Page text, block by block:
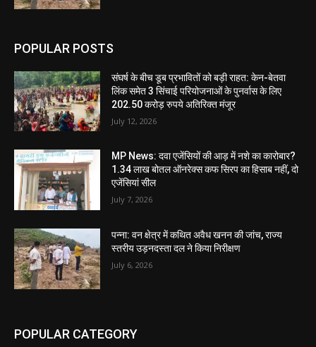
POPULAR POSTS
संघर्ष के बीच डूब प्रभावितों को बड़ी राहत: केन-बेतवा
लिंक समेत 3 सिंचाई परियोजनाओं के पुनर्वास के लिए
202.50 करोड़ रुपये अतिरिक्त मंजूर
July 12, 2026
MP News: दवा एजेंसियों की आड़ में नशे का कारोबार?
1.34 लाख बोतल ऑनरेक्स कफ सिरप का हिसाब नहीं, दो
एजेंसियां सील
July 7, 2026
पन्ना: वन क्षेत्र में कथित अवैध खनन की जांच, राज्य
स्तरीय उड़नदस्ता दल ने किया निरीक्षण
July 6, 2026
POPULAR CATEGORY